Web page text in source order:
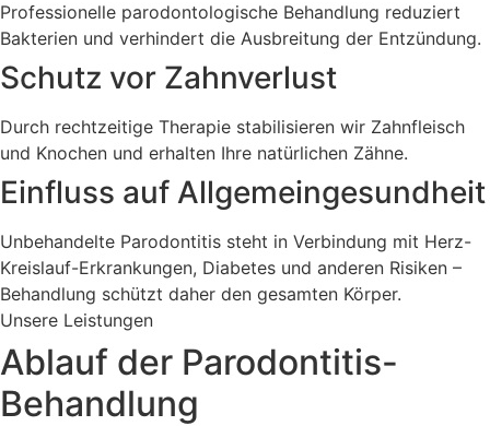
Professionelle parodontologische Behandlung reduziert
Bakterien und verhindert die Ausbreitung der Entzündung.
Schutz vor Zahnverlust
Durch rechtzeitige Therapie stabilisieren wir Zahnfleisch
und Knochen und erhalten Ihre natürlichen Zähne.
Einfluss auf Allgemeingesundheit
Unbehandelte Parodontitis steht in Verbindung mit Herz-
Kreislauf-Erkrankungen, Diabetes und anderen Risiken –
Behandlung schützt daher den gesamten Körper.
Unsere Leistungen
Ablauf der Parodontitis-
Behandlung